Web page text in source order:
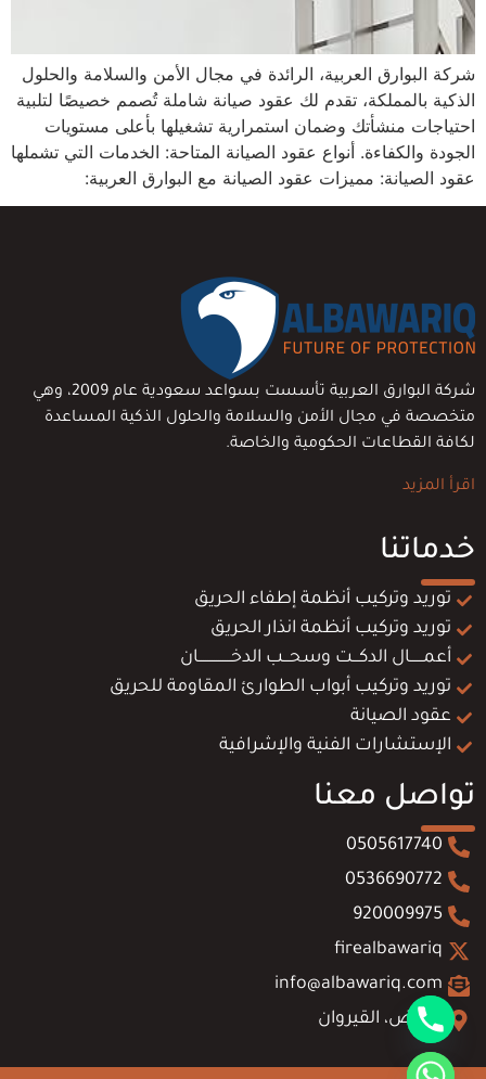
شركة البوارق العربية، الرائدة في مجال الأمن والسلامة والحلول
الذكية بالمملكة، تقدم لك عقود صيانة شاملة تُصمم خصيصًا لتلبية
احتياجات منشأتك وضمان استمرارية تشغيلها بأعلى مستويات
الجودة والكفاءة. أنواع عقود الصيانة المتاحة: الخدمات التي تشملها
عقود الصيانة: مميزات عقود الصيانة مع البوارق العربية:
شركة البوارق العربية تأسست بسواعد سعودية عام 2009، وهي
متخصصة في مجال الأمن والسلامة والحلول الذكية المساعدة
لكافة القطاعات الحكومية والخاصة.
اقرأ المزيد
خدماتنا
توريد وتركيب أنظمة إطفاء الحريق
توريد وتركيب أنظمة انذار الحريق
أعمــــــال الدكـــت وسحـــب الدخـــــــــــــــان
توريد وتركيب أبواب الطوارئ المقاومة للحريق
عقود الصيانة
الإستشارات الفنية والإشرافية
تواصل معنا
0505617740
0536690772
920009975
firealbawariq
info@albawariq.com
الرياض، القيروان